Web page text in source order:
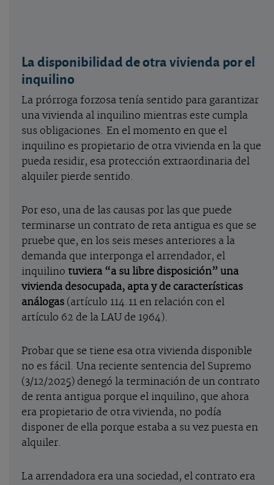
La disponibilidad de otra vivienda por el
inquilino
La prórroga forzosa tenía sentido para garantizar
una vivienda al inquilino mientras este cumpla
sus obligaciones. En el momento en que el
inquilino es propietario de otra vivienda en la que
pueda residir, esa protección extraordinaria del
alquiler pierde sentido.
Por eso, una de las causas por las que puede
terminarse un contrato de reta antigua es que se
pruebe que, en los seis meses anteriores a la
demanda que interponga el arrendador, el
inquilino tuviera “a su libre disposición” una
vivienda desocupada, apta y de características
análogas (artículo 114.11 en relación con el
artículo 62 de la LAU de 1964).
Probar que se tiene esa otra vivienda disponible
no es fácil. Una reciente sentencia del Supremo
(3/12/2025) denegó la terminación de un contrato
de renta antigua porque el inquilino, que ahora
era propietario de otra vivienda, no podía
disponer de ella porque estaba a su vez puesta en
alquiler.
La arrendadora era una sociedad, el contrato era